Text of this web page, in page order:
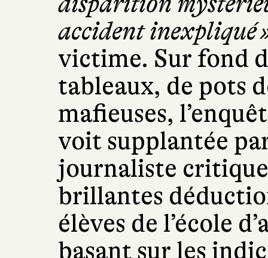
accident inexpliqué
victime. Sur fond
tableaux, de pots
mafieuses,
voit supplantée
journaliste critique
brillantes
élèves de l’école
basant sur les